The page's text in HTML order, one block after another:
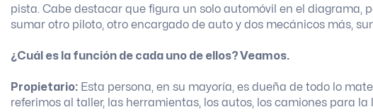
pista. Cabe destacar que figura un solo automóvil en el diagrama,
sumar otro piloto, otro encargado de auto y dos mecánicos más,
¿Cuál es la función de cada uno de ellos? Veamos.
Propietario: Esta persona, en su mayoría, es dueña de todo lo
referimos al taller, las herramientas, los autos, los camiones para